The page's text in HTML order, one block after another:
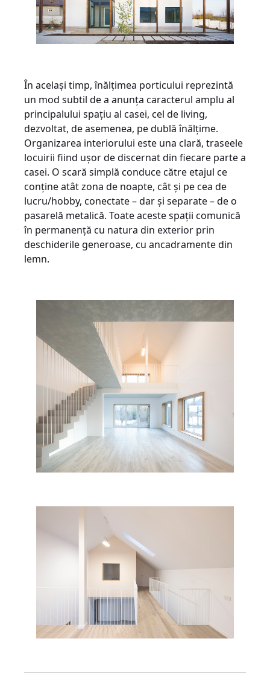
În același timp, înălțimea porticului reprezintă
un mod subtil de a anunța caracterul amplu al
principalului spațiu al casei, cel de living,
dezvoltat, de asemenea, pe dublă înălțime.
Organizarea interiorului este una clară, traseele
locuirii fiind ușor de discernat din fiecare parte a
casei. O scară simplă conduce către etajul ce
conține atât zona de noapte, cât și pe cea de
lucru/hobby, conectate – dar și separate – de o
pasarelă metalică. Toate aceste spații comunică
în permanență cu natura din exterior prin
deschiderile generoase, cu ancadramente din
lemn.